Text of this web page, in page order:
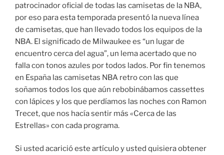
patrocinador oficial de todas las camisetas de la NBA,
por eso para esta temporada presentó la nueva línea
de camisetas, que han llevado todos los equipos de la
NBA. El significado de Milwaukee es “un lugar de
encuentro cerca del agua”, un lema acertado que no
falla con tonos azules por todos lados. Por fin tenemos
en España las camisetas NBA retro con las que
soñamos todos los que aún rebobinábamos cassettes
con lápices y los que perdíamos las noches con Ramon
Trecet, que nos hacía sentir más «Cerca de las
Estrellas» con cada programa.
Si usted acarició este artículo y usted quisiera obtener